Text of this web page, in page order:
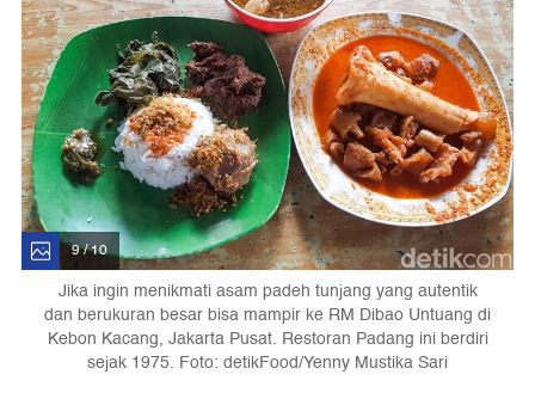
9 / 10
Jika ingin menikmati asam padeh tunjang yang autentik
dan berukuran besar bisa mampir ke RM Dibao Untuang di
Kebon Kacang, Jakarta Pusat. Restoran Padang ini berdiri
sejak 1975. Foto: detikFood/Yenny Mustika Sari